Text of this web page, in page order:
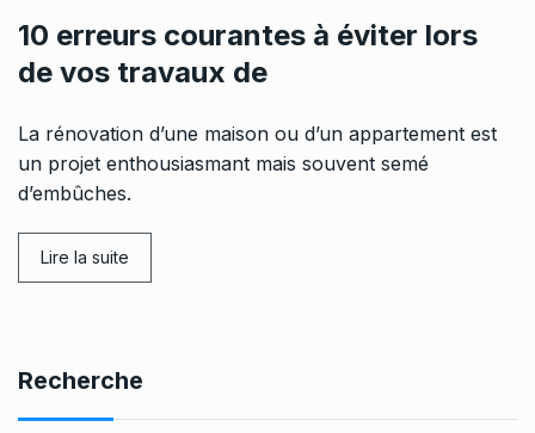
10 erreurs courantes à éviter lors
de vos travaux de
La rénovation d’une maison ou d’un appartement est
un projet enthousiasmant mais souvent semé
d’embûches.
Lire la suite
Recherche